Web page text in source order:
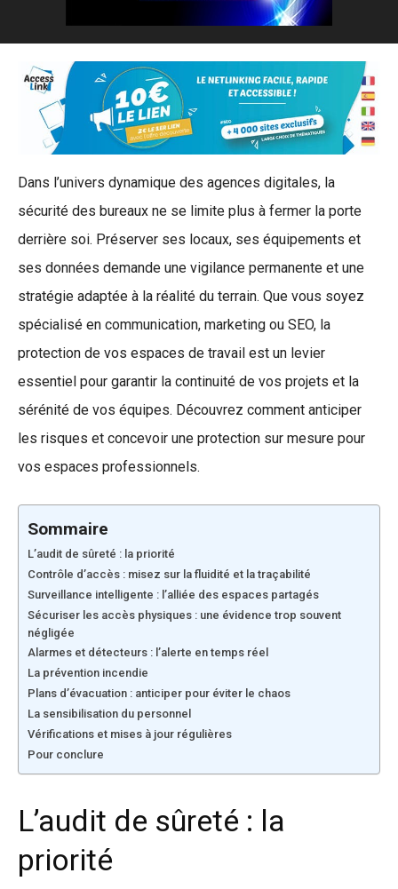
Dans l’univers dynamique des agences digitales, la
sécurité des bureaux ne se limite plus à fermer la porte
derrière soi. Préserver ses locaux, ses équipements et
ses données demande une vigilance permanente et une
stratégie adaptée à la réalité du terrain. Que vous soyez
spécialisé en communication, marketing ou SEO, la
protection de vos espaces de travail est un levier
essentiel pour garantir la continuité de vos projets et la
sérénité de vos équipes. Découvrez comment anticiper
les risques et concevoir une protection sur mesure pour
vos espaces professionnels.
Sommaire
L’audit de sûreté : la priorité
Contrôle d’accès : misez sur la fluidité et la traçabilité
Surveillance intelligente : l’alliée des espaces partagés
Sécuriser les accès physiques : une évidence trop souvent
négligée
Alarmes et détecteurs : l’alerte en temps réel
La prévention incendie
Plans d’évacuation : anticiper pour éviter le chaos
La sensibilisation du personnel
Vérifications et mises à jour régulières
Pour conclure
L’audit de sûreté : la
priorité